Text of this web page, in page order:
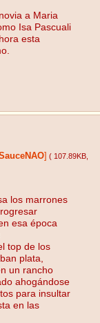
a Maria
Isa Pascuali
esta
( 107.89KB
los marrones
esa época
top de los
plata,
un rancho
ahogándose
para insultar
en las